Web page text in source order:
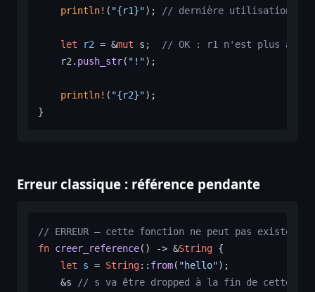
println! ( "{r1}"); // dernière utilisation
let r2 = &mut s;
// OK : r1 n'est plus
    r2.
push_str( "!");
println! ( "{r2}");
Erreur classique : référence pendante
// ERREUR — cette fonction ne peut pas exister
fn creer_reference() -> &String {
let
s = String:: from( "hello");
    &s
// s va être dropped à la fin de cette